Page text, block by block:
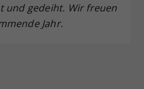
und gedeiht. Wir freuen
Jahr.